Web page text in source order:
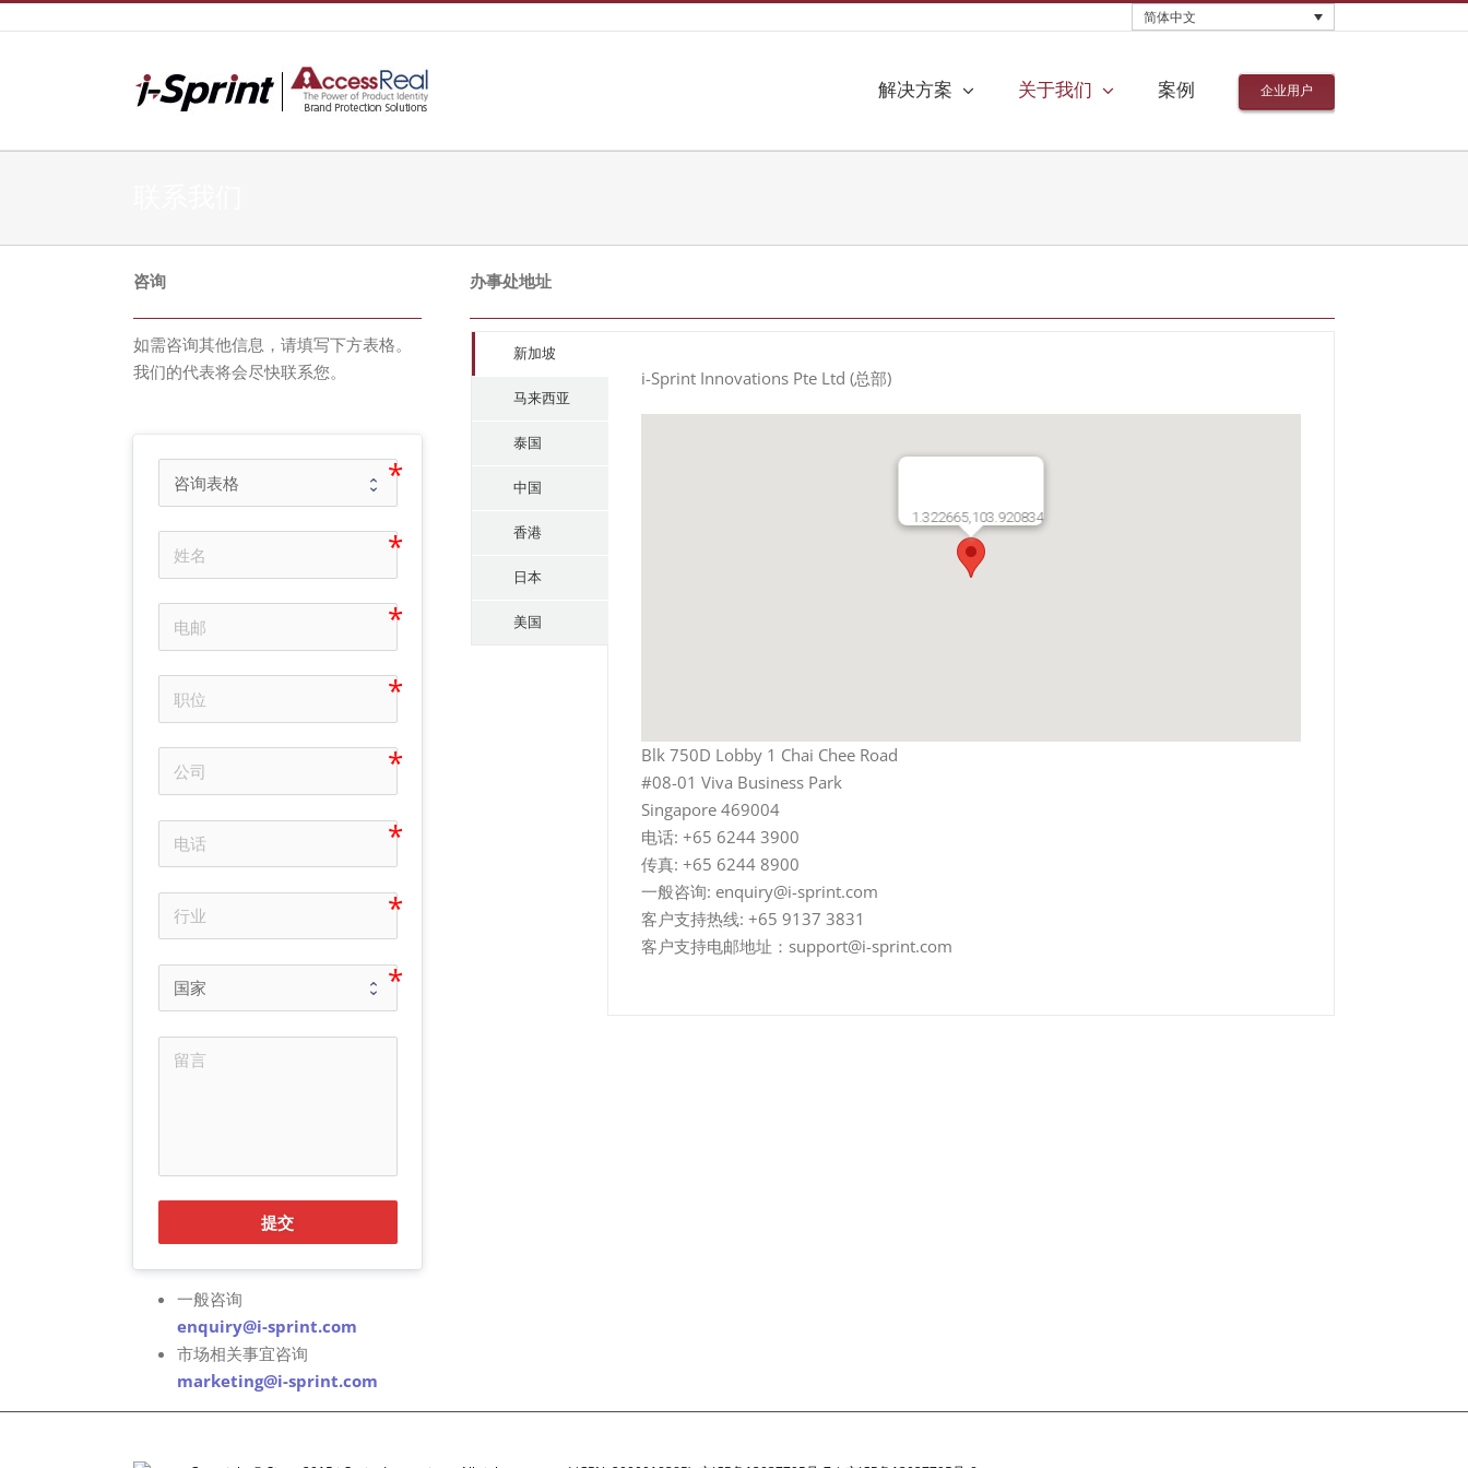
简体中文
解决方案 关于我们 案例 企业用户
咨询
如需咨询其他信息，请填写下方表格。
我们的代表将会尽快联系您。
提交
一般咨询
enquiry@i-sprint.com
市场相关事宜咨询
marketing@i-sprint.com
办事处地址
新加坡
马来西亚
泰国
中国
香港
日本
美国
i-Sprint Innovations Pte Ltd (总部)
1.322665,103.920834
Blk 750D Lobby 1 Chai Chee Road
#08-01 Viva Business Park
Singapore 469004
电话: +65 6244 3900
传真: +65 6244 8900
一般咨询: enquiry@i-sprint.com
客户支持热线: +65 9137 3831
客户支持电邮地址：support@i-sprint.com